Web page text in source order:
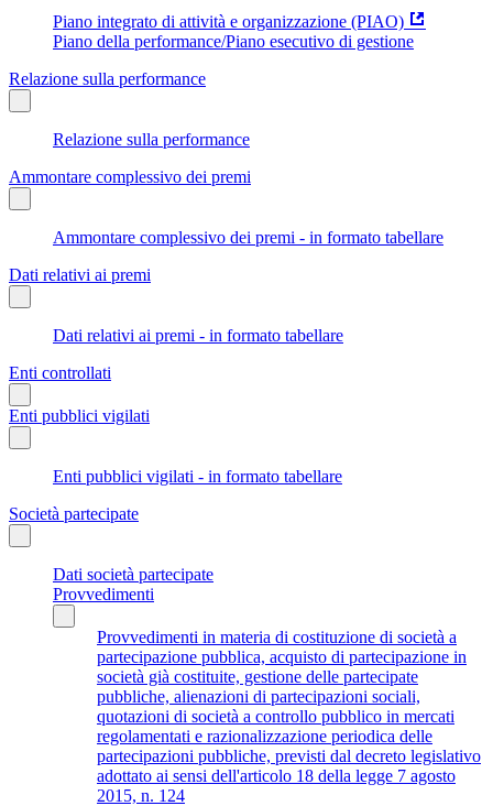
Piano integrato di attività e organizzazione (PIAO)
Piano della performance/Piano esecutivo di gestione
Relazione sulla performance
Relazione sulla performance
Ammontare complessivo dei premi
Ammontare complessivo dei premi - in formato tabellare
Dati relativi ai premi
Dati relativi ai premi - in formato tabellare
Enti controllati
Enti pubblici vigilati
Enti pubblici vigilati - in formato tabellare
Società partecipate
Dati società partecipate
Provvedimenti
Provvedimenti in materia di costituzione di società a
partecipazione pubblica, acquisto di partecipazione in
società già costituite, gestione delle partecipate
pubbliche, alienazioni di partecipazioni sociali,
quotazioni di società a controllo pubblico in mercati
regolamentati e razionalizzazione periodica delle
partecipazioni pubbliche, previsti dal decreto legislativo
adottato ai sensi dell'articolo 18 della legge 7 agosto
2015, n. 124